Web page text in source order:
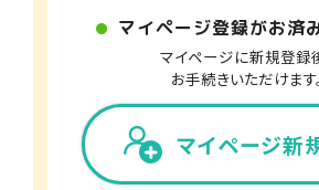
マイページ登録がお済
マイページに新規登録
お手続きいただけます
マイページ新